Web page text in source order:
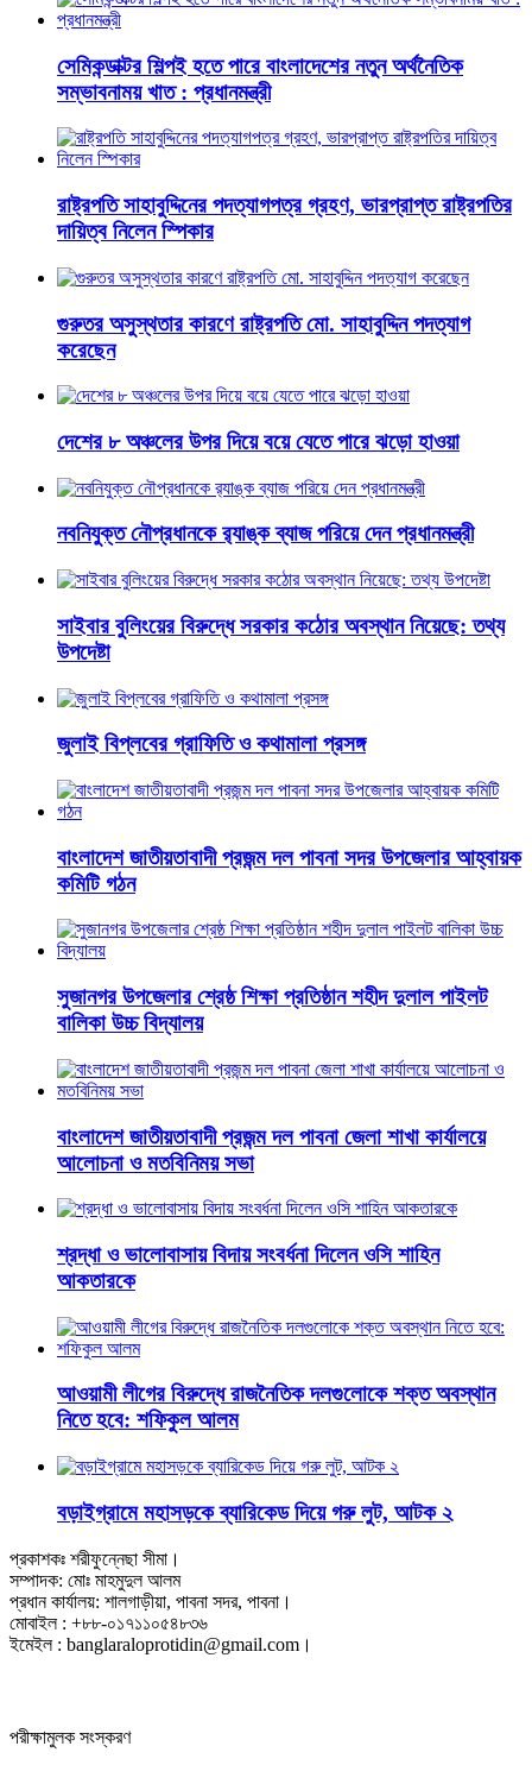
সেমিকন্ডাক্টর শিল্পই হতে পারে বাংলাদেশের নতুন অর্থনৈতিক
সম্ভাবনাময় খাত : প্রধানমন্ত্রী
রাষ্ট্রপতি সাহাবুদ্দিনের পদত্যাগপত্র গ্রহণ, ভারপ্রাপ্ত রাষ্ট্রপতির
দায়িত্ব নিলেন স্পিকার
গুরুতর অসুস্থতার কারণে রাষ্ট্রপতি মো. সাহাবুদ্দিন পদত্যাগ
করেছেন
দেশের ৮ অঞ্চলের উপর দিয়ে বয়ে যেতে পারে ঝড়ো হাওয়া
নবনিযুক্ত নৌপ্রধানকে র‌্যাঙ্ক ব্যাজ পরিয়ে দেন প্রধানমন্ত্রী
সাইবার বুলিংয়ের বিরুদ্ধে সরকার কঠোর অবস্থান নিয়েছে: তথ্য
উপদেষ্টা
জুলাই বিপ্লবের গ্রাফিতি ও কথামালা প্রসঙ্গ
বাংলাদেশ জাতীয়তাবাদী প্রজন্ম দল পাবনা সদর উপজেলার আহ্বায়ক
কমিটি গঠন
সুজানগর উপজেলার শ্রেষ্ঠ শিক্ষা প্রতিষ্ঠান শহীদ দুলাল পাইলট
বালিকা উচ্চ বিদ্যালয়
বাংলাদেশ জাতীয়তাবাদী প্রজন্ম দল পাবনা জেলা শাখা কার্যালয়ে
আলোচনা ও মতবিনিময় সভা
শ্রদ্ধা ও ভালোবাসায় বিদায় সংবর্ধনা দিলেন ওসি শাহিন
আকতারকে
আওয়ামী লীগের বিরুদ্ধে রাজনৈতিক দলগুলোকে শক্ত অবস্থান
নিতে হবে: শফিকুল আলম
বড়াইগ্রামে মহাসড়কে ব্যারিকেড দিয়ে গরু লুট, আটক ২
প্রকাশকঃ শরীফুন্নেছা সীমা।
সম্পাদক: মোঃ মাহমুদুল আলম
প্রধান কার্যালয়: শালগাড়ীয়া, পাবনা সদর, পাবনা।
মোবাইল : +৮৮-০১৭১১০৫৪৮৩৬
ইমেইল : banglaraloprotidin@gmail.com।
পরীক্ষামুলক সংস্করণ